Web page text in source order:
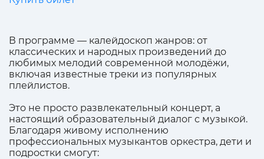
В программе — калейдоскоп жанров: от
классических и народных произведений до
любимых мелодий современной молодёжи,
включая известные треки из популярных
плейлистов.
Это не просто развлекательный концерт, а
настоящий образовательный диалог с музыкой.
Благодаря живому исполнению
профессиональных музыкантов оркестра, дети и
подростки смогут: